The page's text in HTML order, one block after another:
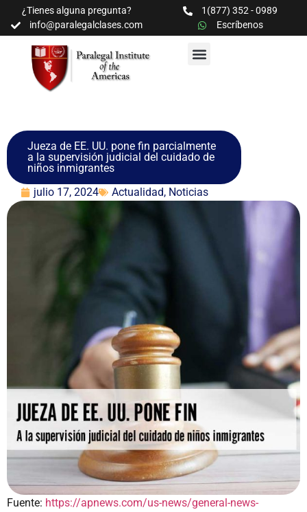
¿Tienes alguna pregunta?
1(877) 352 - 0989
info@paralegalclases.com
Escríbenos
Jueza de EE. UU. pone fin parcialmente
a la supervisión judicial del cuidado de
niños inmigrantes
julio 17, 2024
Actualidad, Noticias
Fuente: https://apnews.com/us-news/general-news-